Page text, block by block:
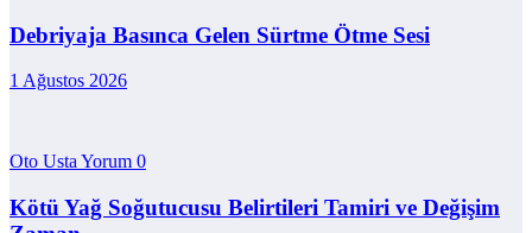
Debriyaja Basınca Gelen Sürtme Ötme Sesi
1 Ağustos 2026
Oto Usta Yorum 0
Kötü Yağ Soğutucusu Belirtileri Tamiri ve Değişim